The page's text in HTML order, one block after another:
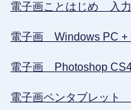
電子画ことはじめ 入
電子画 Windows PC +
電子画 Photoshop
電子画ペンタブレット